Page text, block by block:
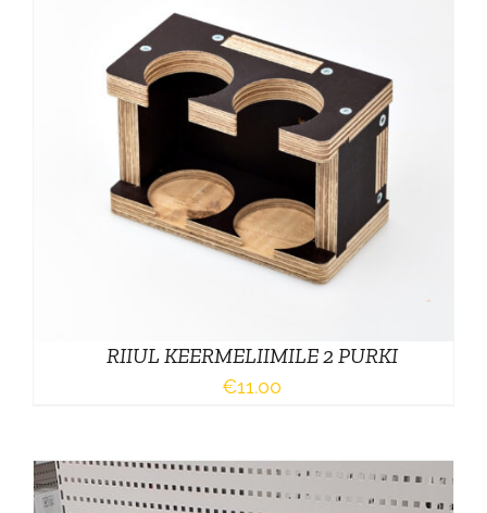
RIIUL KEERMELIIMILE 2 PURKI
€11.00